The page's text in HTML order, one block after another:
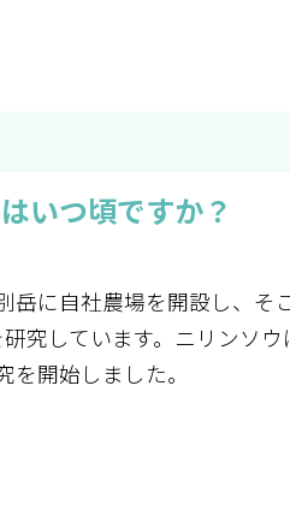
いつ頃ですか？
岳に自社農場を開設し、そ
究しています。ニリンソ
を開始しました。